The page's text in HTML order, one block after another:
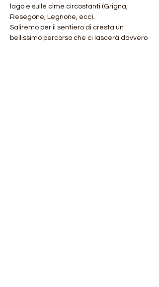
lago e sulle cime circostanti (Grigna,
Resegone, Legnone, ecc).
Saliremo per il sentiero di cresta un
bellissimo percorso che ci lascerà davvero